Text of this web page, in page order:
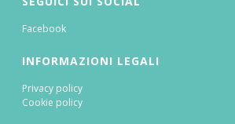
Facebook
INFORMAZIONI LEGALI
Privacy policy
Cookie policy